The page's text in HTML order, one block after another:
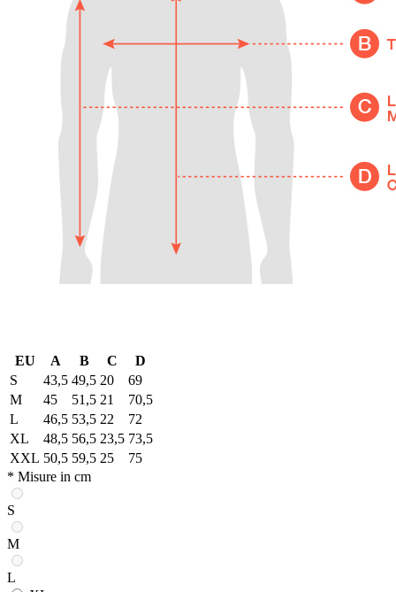
EU A B C
D
S
43,5 49,5 20
69
M
45 51,5 21
70,5
L
46,5 53,5 22
72
XL
48,5 56,5 23,5 73,5
XXL 50,5 59,5 25
75
* Misure in cm
S
M
L